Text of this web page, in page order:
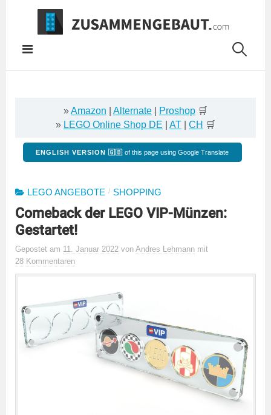
Springe
Inhalt
»Amazon Alternate Proshop 🛒
» LEGO Online Shop DE AT CH 🛒
ENGLISH VERSION 🇬🇧 of this page using Google Translate
LEGO ANGEBOTE / SHOPPING
Comeback der LEGO VIP-Münzen:
Gestartet!
Gepostet am 11. Januar 2022 von Andres Lehmann mit
28 Kommentaren